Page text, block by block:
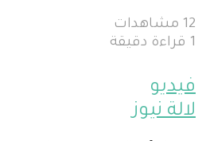
12 مشاهدات
1 قراءة دقيقة
فيديو
لالة نيوز